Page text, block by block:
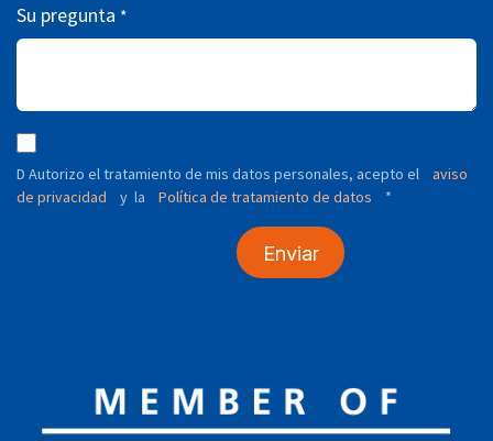
Su pregunta *
D Autorizo ​​el tratamiento de mis datos personales, acepto el
aviso
de privacidad
y la Política de tratamiento de datos *
Enviar